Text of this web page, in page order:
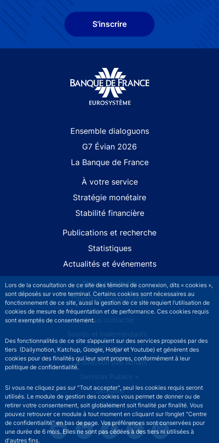
Lors de la consultation de ce site des témoins de connexion, dits « cookies »,
sont déposés sur votre terminal. Certains cookies sont nécessaires au
fonctionnement de ce site, aussi la gestion de ce site requiert l’utilisation de
cookies de mesure de fréquentation et de performance. Ces cookies requis
sont exemptés de consentement.
Des fonctionnalités de ce site s’appuient sur des services proposés par des
tiers (Dailymotion, Katchup, Google, Hotjar et Youtube) et génèrent des
cookies pour des finalités qui leur sont propres, conformément à leur
politique de confidentialité.
Si vous ne cliquez pas sur "Tout accepter", seul les cookies requis seront
utilisés. Le module de gestion des cookies vous permet de donner ou de
retirer votre consentement, soit globalement soit finalité par finalité. Vous
pouvez retrouver ce module à tout moment en cliquant sur l’onglet "Centre
de confidentialité" en bas de page. Vos préférences sont conservées pour
une durée de 6 mois. Elles ne sont pas cédées à des tiers ni utilisées à
d'autres fins.
S'inscrire
Ensemble dialoguons
G7 Évian 2026
La Banque de France
À votre service
Stratégie monétaire
Stabilité financière
Publications et recherche
Statistiques
Actualités et événements
Nous rejoindre
Comités consultatifs
Footer secondary menuNous contacter
Sourds et malentendants
Espace presse
La direction des Achats
Services Publics +
Glossaire
FAQs